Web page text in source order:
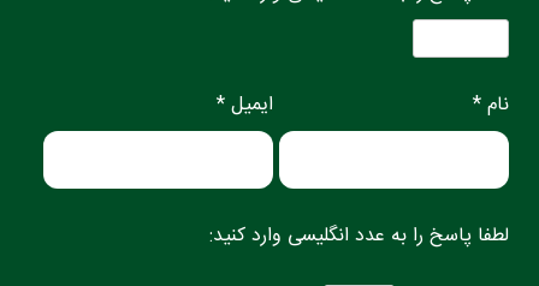
نام * ایمیل *
لطفا پاسخ را به عدد انگلیسی وارد کنید: